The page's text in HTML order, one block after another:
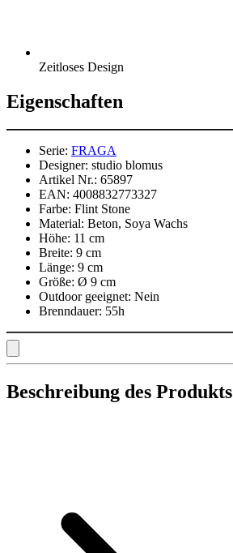
Zeitloses Design
Eigenschaften
Serie: FRAGA
Designer: studio blomus
Artikel Nr.: 65897
EAN: 4008832773327
Farbe: Flint Stone
Material: Beton, Soya Wachs
Höhe: 11 cm
Breite: 9 cm
Länge: 9 cm
Größe: Ø 9 cm
Outdoor geeignet: Nein
Brenndauer: 55h
Beschreibung des Produkts